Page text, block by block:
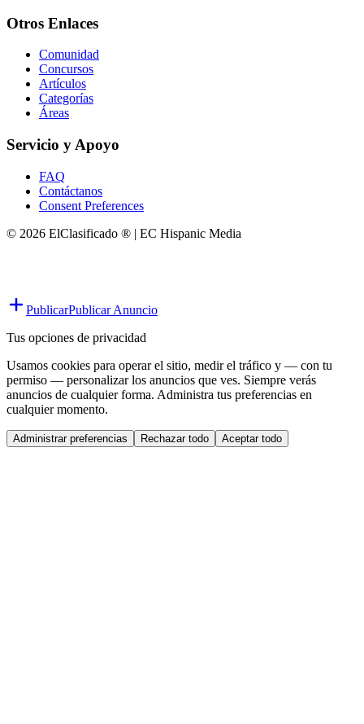
Otros Enlaces
Comunidad
Concursos
Artículos
Categorías
Áreas
Servicio y Apoyo
FAQ
Contáctanos
Consent Preferences
© 2026 ElClasificado ® | EC Hispanic Media
PublicarPublicar Anuncio
Tus opciones de privacidad
Usamos cookies para operar el sitio, medir el tráfico y — con tu
permiso — personalizar los anuncios que ves. Siempre verás
anuncios de cualquier forma. Administra tus preferencias en
cualquier momento.
Administrar preferencias Rechazar todo Aceptar todo